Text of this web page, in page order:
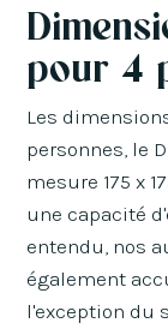
pour 4
Les
personnes, le
mesure 175 x
une capacité
entendu, nos
également
l'exception du